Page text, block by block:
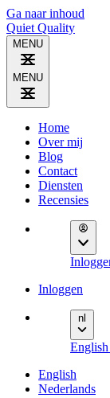
Ga naar inhoud
Quiet Quality
MENU
MENU
Home
Over mij
Blog
Contact
Diensten
Recensies
Inloggen
nl
English
English
Nederlands